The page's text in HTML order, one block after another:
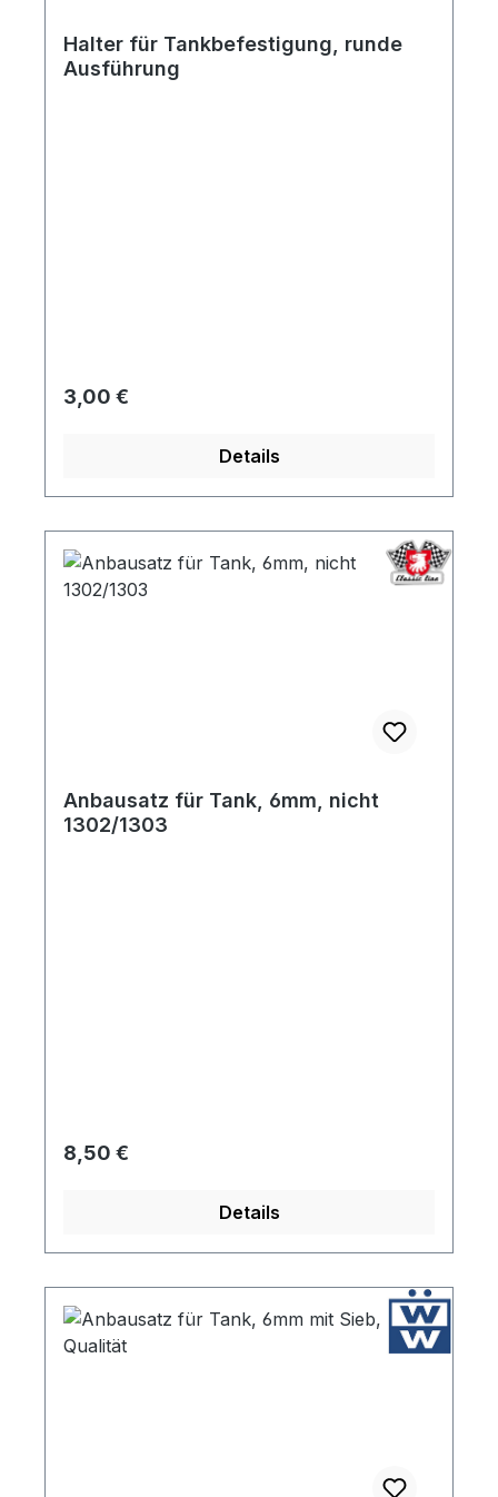
Halter für Tankbefestigung, runde
Ausführung
Regulärer Preis:
3,00 €
Details
Anbausatz für Tank, 6mm, nicht
1302/1303
Regulärer Preis:
8,50 €
Details